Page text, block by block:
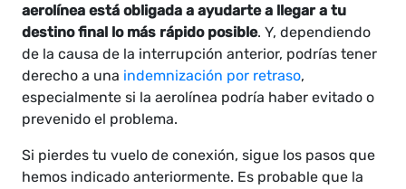
aerolínea está obligada a ayudarte a llegar a tu
destino final lo más rápido posible. Y, dependiendo
de la causa de la interrupción anterior, podrías tener
derecho a una indemnización por retraso,
especialmente si la aerolínea podría haber evitado o
prevenido el problema.
Si pierdes tu vuelo de conexión, sigue los pasos que
hemos indicado anteriormente. Es probable que la